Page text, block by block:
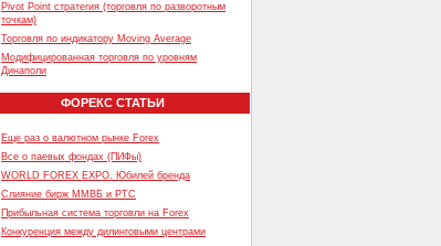
Pivot Point стратегия (торговля по разворотным
точкам)
Торговля по индикатору Moving Average
Модифицированная торговля по уровням
Динаполи
ФОРЕКС СТАТЬИ
Еще раз о валютном рынке Forex
Все о паевых фондах (ПИФы)
WORLD FOREX EXPO. Юбилей бренда
Слияние бирж ММВБ и РТС
Прибыльная система торговли на Forex
Конкуренция между дилинговыми центрами